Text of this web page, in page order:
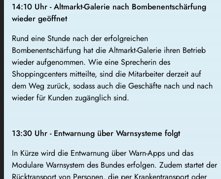
14:10 Uhr - Altmarkt-Galerie nach Bombenentschärfung
wieder geöffnet
Rund eine Stunde nach der erfolgreichen
Bombenentschärfung hat die Altmarkt-Galerie ihren Betrieb
wieder aufgenommen. Wie eine Sprecherin des
Shoppingcenters mitteilte, sind die Mitarbeiter derzeit auf
dem Weg zurück, sodass auch die Geschäfte nach und nach
wieder für Kunden zugänglich sind.
13:30 Uhr - Entwarnung über Warnsysteme folgt
In Kürze wird die Entwarnung über Warn-Apps und das
Modulare Warnsystem des Bundes erfolgen. Zudem startet der
Rücktransport von Personen, die per Krankentransport oder